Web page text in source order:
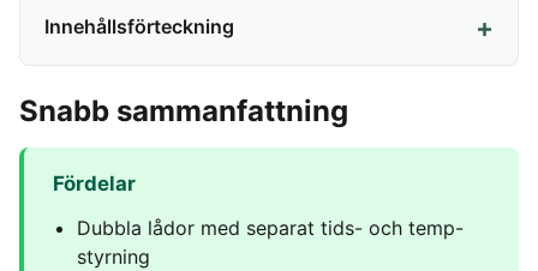
Innehållsförteckning
Snabb sammanfattning
Fördelar
Dubbla lådor med separat tids- och temp-
styrning